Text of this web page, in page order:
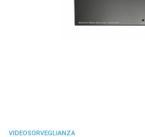
VIDEOSORVEGLIANZA